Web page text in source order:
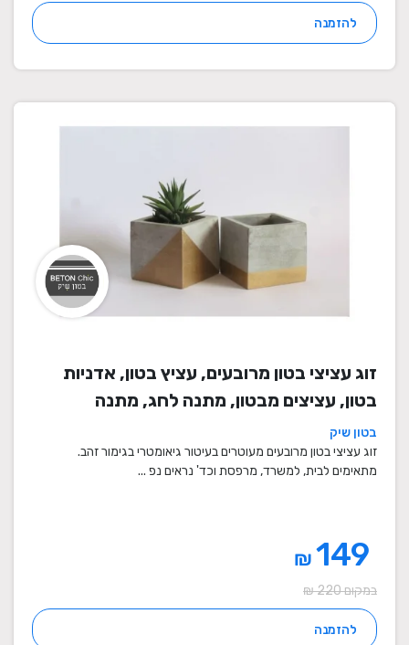
להזמנה
זוג עציצי בטון מרובעים, עציץ בטון, אדניות
בטון, עציצים מבטון, מתנה לחג, מתנה
לעובדים, מתנות לחנוכת בית, עציצים מתנה,
מתנה, מתנות מיוחדות
בטון שיק
זוג עציצי בטון מרובעים מעוטרים בעיטור גיאומטרי בגימור זהב.
מתאימים לבית, למשרד, מרפסת וכד' נראים נפ ...
₪
במקום 220 ₪
להזמנה